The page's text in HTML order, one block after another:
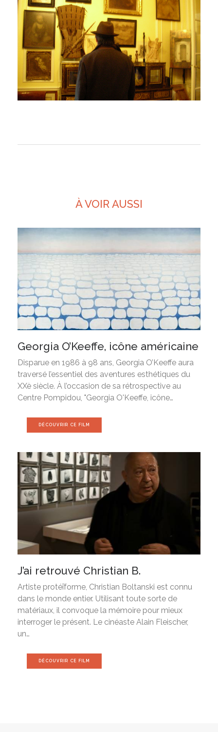
À VOIR AUSSI
Georgia O’Keeffe, icône américaine
Disparue en 1986 à 98 ans, Georgia O’Keeffe aura
traversé l’essentiel des aventures esthétiques du
XXè siècle. À l’occasion de sa rétrospective au
Centre Pompidou, "Georgia O'Keeffe, icône…
DÉCOUVRIR CE FILM
J’ai retrouvé Christian B.
Artiste protéīforme, Christian Boltanski est connu
dans le monde entier. Utilisant toute sorte de
matériaux, il convoque la mémoire pour mieux
interroger le présent. Le cinéaste Alain Fleischer,
un…
DÉCOUVRIR CE FILM